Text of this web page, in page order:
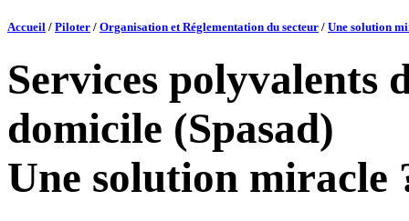
Accueil / Piloter / Organisation et Réglementation du secteur / Une solution
Services polyvalents
domicile (Spasad)
Une solution miracle